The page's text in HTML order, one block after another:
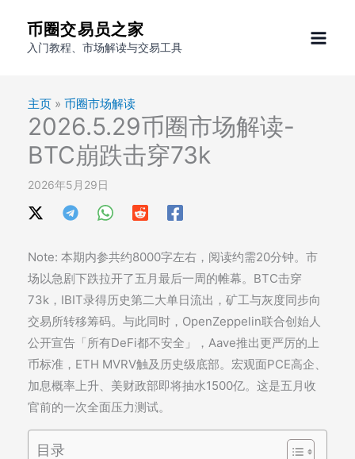
币圈交易员之家
入门教程、市场解读与交易工具
主页 » 币圈市场解读
2026.5.29币圈市场解读-
BTC崩跌击穿73k
2026年5月29日
Note: 本期内参共约8000字左右，阅读约需20分钟。市
场以急剧下跌拉开了五月最后一周的帷幕。BTC击穿
73k，IBIT录得历史第二大单日流出，矿工与灰度同步向
交易所转移筹码。与此同时，OpenZeppelin联合创始人
公开宣告「所有DeFi都不安全」，Aave推出更严厉的上
币标准，ETH MVRV触及历史级底部。宏观面PCE高企、
加息概率上升、美财政部即将抽水1500亿。这是五月收
官前的一次全面压力测试。
目录